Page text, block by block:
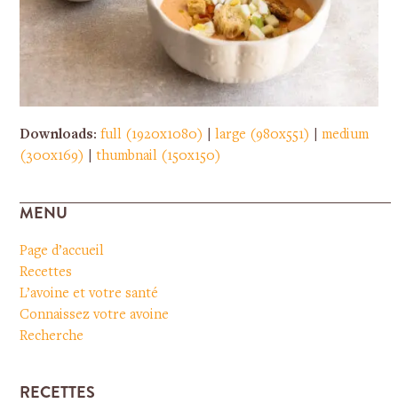
Downloads:full (1920x1080) |large (980x551) |medium
(300x169)
|thumbnail (150x150)
MENU
Page d’accueil
Recettes
L’avoine et votre santé
Connaissez votre avoine
Recherche
RECETTES